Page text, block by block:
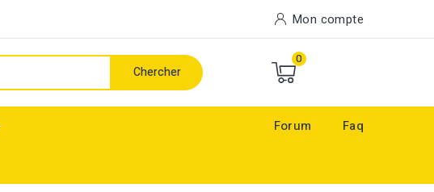
Mon compte
Chercher
0
Forum Faq